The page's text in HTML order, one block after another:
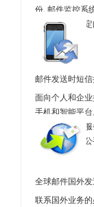
份, 邮件监控系
自动复制到指定
邮件发送时短
面向个人和企
手机和智能平
时的手机邮件
便捷的移动办
全球邮件国外发
联系国外业务